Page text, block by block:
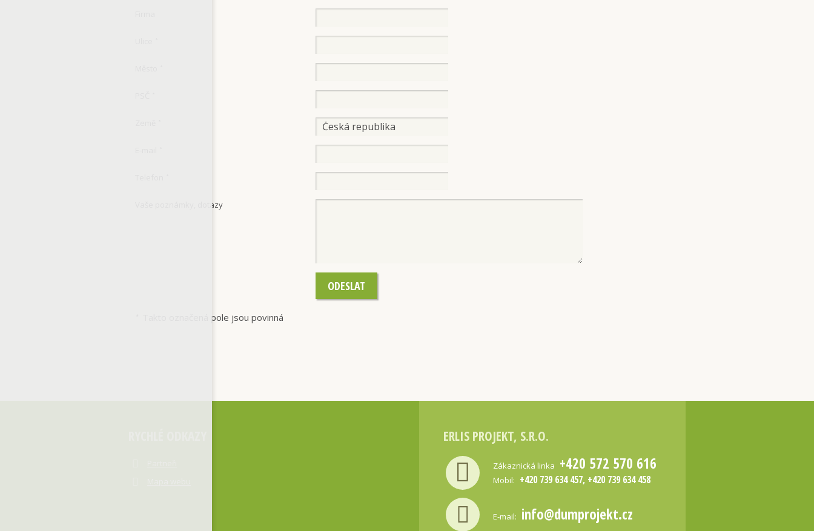
Vaše poznámky, dotazy
ODESLAT
Takto označená pole jsou povinná
ERLIS PROJEKT, S.R.O.
Zákaznická linka +420 572 570 616
Mobil: +420 739 634 457, +420 739 634 458
E-mail: info@dumprojekt.cz